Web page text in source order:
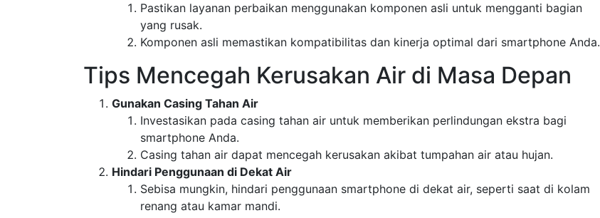
Pastikan layanan perbaikan menggunakan komponen asli untuk mengganti bagian
yang rusak.
Komponen asli memastikan kompatibilitas dan kinerja optimal dari smartphone Anda.
Tips Mencegah Kerusakan Air di Masa Depan
Gunakan Casing Tahan Air
Investasikan pada casing tahan air untuk memberikan perlindungan ekstra bagi
smartphone Anda.
Casing tahan air dapat mencegah kerusakan akibat tumpahan air atau hujan.
Hindari Penggunaan di Dekat Air
Sebisa mungkin, hindari penggunaan smartphone di dekat air, seperti saat di kolam
renang atau kamar mandi.